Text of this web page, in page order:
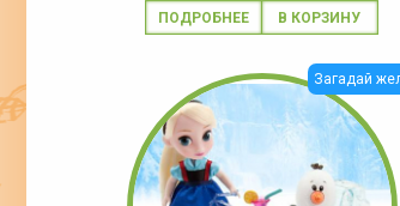
ПОДРОБНЕЕ
Загадай